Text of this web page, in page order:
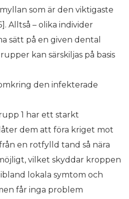
som är den viktigaste
Alltså – olika individer
sätt på en given dental
kan särskiljas på basis
den infekterade
1 har ett starkt
dem att föra kriget mot
en rotfylld tand så nära
vilket skyddar kroppen
lokala symtom och
får inga problem